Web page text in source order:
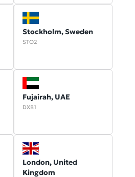
Stockholm, Sweden
STO2
Fujairah, UAE
DXB1
London, United
Kingdom